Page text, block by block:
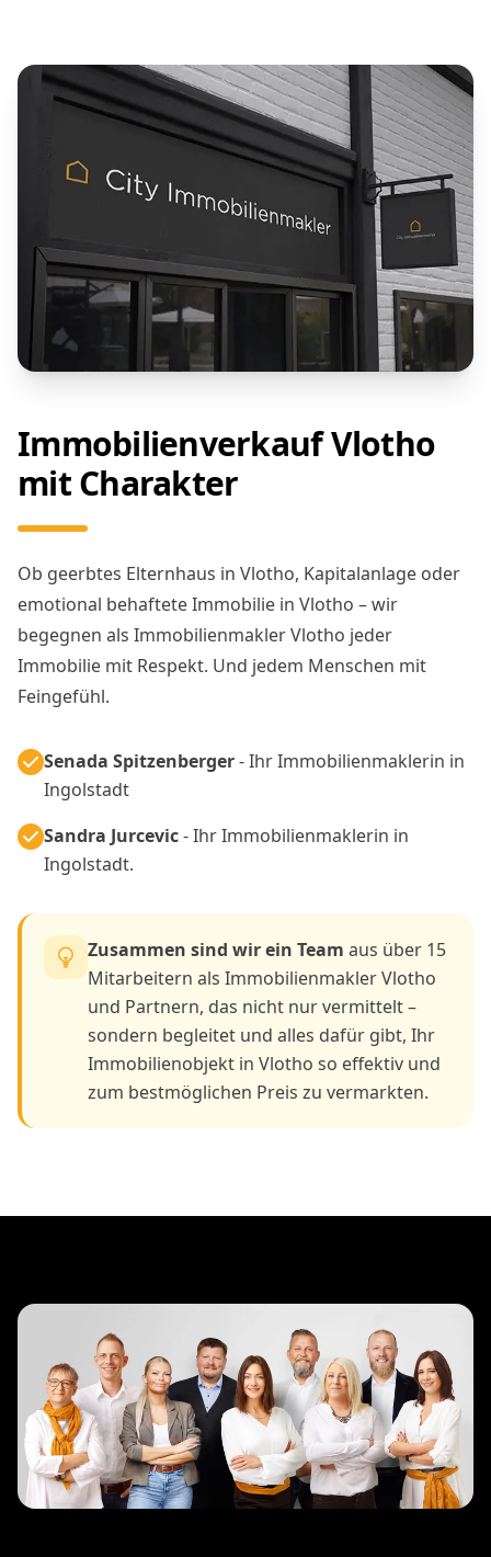
Immobilienverkauf Vlotho
mit Charakter
Ob geerbtes Elternhaus in Vlotho, Kapitalanlage oder
emotional behaftete Immobilie in Vlotho – wir
begegnen als Immobilienmakler Vlotho jeder
Immobilie mit Respekt. Und jedem Menschen mit
Feingefühl.
Senada Spitzenberger- Ihr Immobilienmaklerin in
Ingolstadt
Sandra Jurcevic- Ihr Immobilienmaklerin in
Ingolstadt.
Zusammen sind wir ein Team aus über 15
Mitarbeitern als Immobilienmakler Vlotho
und Partnern, das nicht nur vermittelt –
sondern begleitet und alles dafür gibt, Ihr
Immobilienobjekt in Vlotho so effektiv und
zum bestmöglichen Preis zu vermarkten.